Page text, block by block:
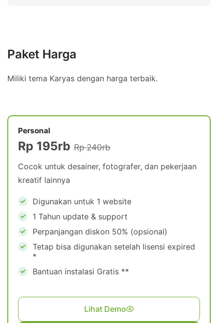
Paket Harga
Miliki tema Karyas dengan harga terbaik.
Personal
Rp 195rb Rp 240rb
Cocok untuk desainer, fotografer, dan pekerjaan
kreatif lainnya
Digunakan untuk 1 website
1 Tahun update & support
Perpanjangan diskon 50% (opsional)
Tetap bisa digunakan setelah lisensi expired
*
Bantuan instalasi Gratis **
Lihat Demo